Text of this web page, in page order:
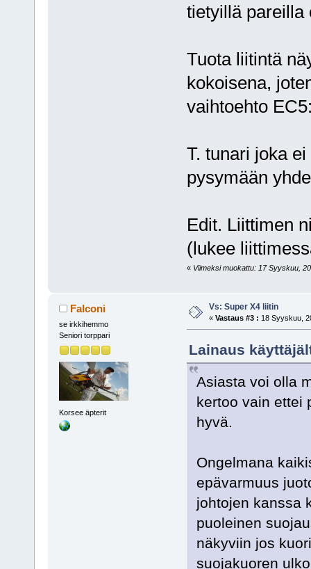
tietyillä pareilla
Tuota liitintä
kokoisena,
vaihtoehto
T. tunari joka
pysymään
Edit. Liittimen
(lukee
« Viimeksi muokattu: 17 Syyskuu,
Falconi
se irkkihemmo
Seniori torppari
Korsee äpterit
Vs: Super X4 liitin
« Vastaus #3 : 18 Syyskuu,
Lainaus
Asiasta voi olla
kertoo vain ettei
hyvä.
Ongelmana
epävarmuus
johtojen kanssa
puoleinen
näkyviin jos
suojakuoren